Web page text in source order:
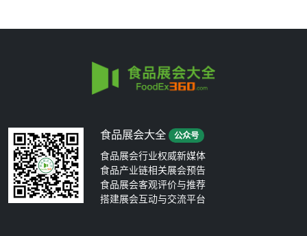
食品展会大全 公众号
食品展会行业权威新媒体
食品产业链相关展会预告
食品展会客观评价与推荐
搭建展会互动与交流平台